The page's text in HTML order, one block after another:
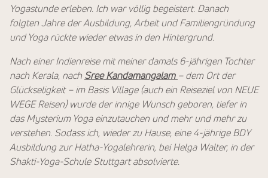
Yogastunde erleben. Ich war völlig begeistert. Danach
folgten Jahre der Ausbildung, Arbeit und Familiengründung
und Yoga rückte wieder etwas in den Hintergrund.
Nach einer Indienreise mit meiner damals 6-jährigen Tochter
nach Kerala, nach Sree Kandamangalam – dem Ort der
Glückseligkeit – im Basis Village (auch ein Reiseziel von NEUE
WEGE Reisen) wurde der innige Wunsch geboren, tiefer in
das Mysterium Yoga einzutauchen und mehr und mehr zu
verstehen. Sodass ich, wieder zu Hause, eine 4-jährige BDY
Ausbildung zur Hatha-Yogalehrerin, bei Helga Walter, in der
Shakti-Yoga-Schule Stuttgart absolvierte.